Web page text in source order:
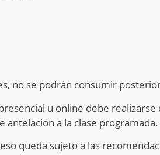
no se podrán consumir
u online debe
antelación a la clase programada.
queda sujeto a las